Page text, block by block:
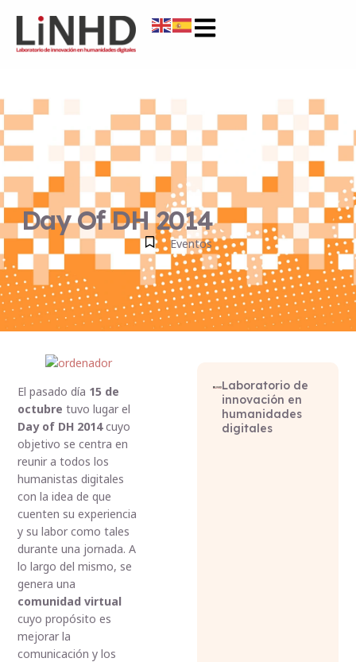
Day Of DH 2014
Eventos
El pasado día 15 de
octubre tuvo lugar el
Day of DH 2014cuyo
objetivo se centra en
reunir a todos los
humanistas digitales
con la idea de que
cuenten su experiencia
y su labor como tales
durante una jornada. A
lo largo del mismo, se
genera una
comunidad virtual
cuyo propósito es
mejorar la
comunicación y los
Laboratorio de
innovación en
humanidades
digitales